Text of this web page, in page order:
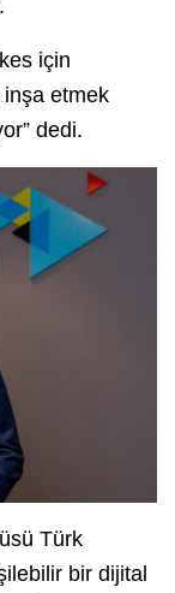
için
etmek
dedi.
Türk
bir dijital